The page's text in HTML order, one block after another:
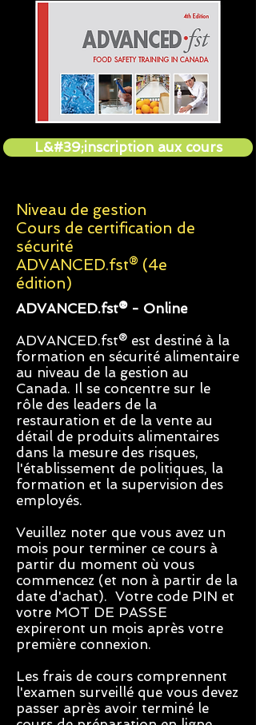
L&#39;inscription aux cours
Niveau de gestion
Cours de certification de
sécurité
ADVANCED.fst® (4e
édition)
ADVANCED.fst® - Online
ADVANCED.fst® est destiné à la
formation en sécurité alimentaire
au niveau de la gestion au
Canada. Il se concentre sur le
rôle des leaders de la
restauration et de la vente au
détail de produits alimentaires
dans la mesure des risques,
l'établissement de politiques, la
formation et la supervision des
employés.
Veuillez noter que vous avez un
mois pour terminer ce cours à
partir du moment où vous
commencez (et non à partir de la
date d'achat). Votre code PIN et
votre MOT DE PASSE
expireront un mois après votre
première connexion.
Les frais de cours comprennent
l'examen surveillé que vous devez
passer après avoir terminé le